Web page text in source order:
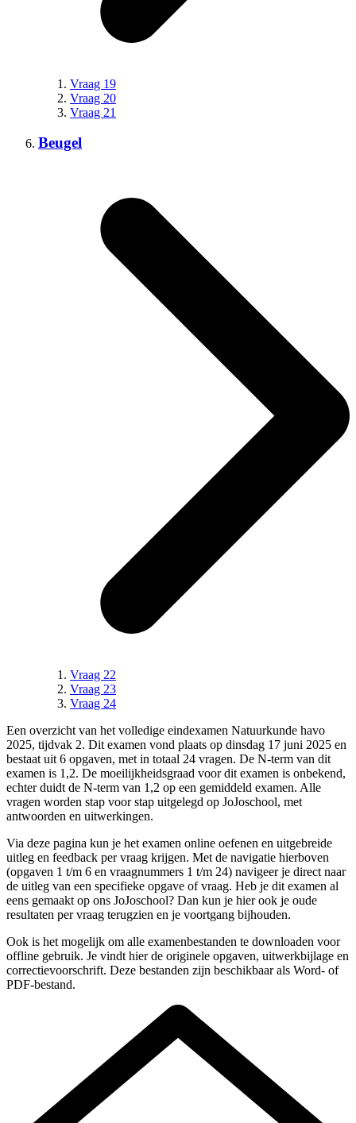
Vraag 19
Vraag 20
Vraag 21
Beugel
Vraag 22
Vraag 23
Vraag 24
Een overzicht van het volledige eindexamen Natuurkunde havo
2025, tijdvak 2. Dit examen vond plaats op dinsdag 17 juni 2025 en
bestaat uit 6 opgaven, met in totaal 24 vragen. De N-term van dit
examen is 1,2. De moeilijkheidsgraad voor dit examen is onbekend,
echter duidt de N-term van 1,2 op een gemiddeld examen. Alle
vragen worden stap voor stap uitgelegd op JoJoschool, met
antwoorden en uitwerkingen.
Via deze pagina kun je het examen online oefenen en uitgebreide
uitleg en feedback per vraag krijgen. Met de navigatie hierboven
(opgaven 1 t/m 6 en vraagnummers 1 t/m 24) navigeer je direct naar
de uitleg van een specifieke opgave of vraag. Heb je dit examen al
eens gemaakt op ons JoJoschool? Dan kun je hier ook je oude
resultaten per vraag terugzien en je voortgang bijhouden.
Ook is het mogelijk om alle examenbestanden te downloaden voor
offline gebruik. Je vindt hier de originele opgaven, uitwerkbijlage en
correctievoorschrift. Deze bestanden zijn beschikbaar als Word- of
PDF-bestand.